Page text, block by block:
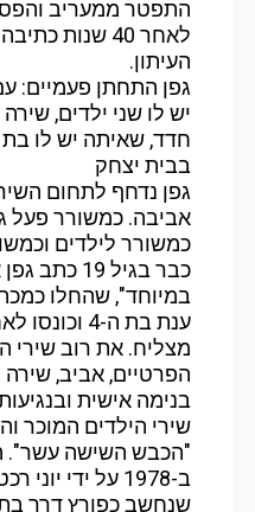
התפטר ממעריב
לאחר 40 שנות
העיתון.
גפן התחתן פעמיים:
יש לו שני ילדים,
חדד, שאיתה יש לו
בבית יצחק
גפן נדחף לתחום
אביבה. כמשורר פעל
כמשורר לילדים
כבר בגיל
במיוחד", שהחלו
ענת בת ה-4
מצליח. את רוב שירי
הפרטיים, אביב,
בנימה אישית
שירי הילדים המוכר
"הכבש השישה עשר".
ב-1978 על ידי
שנחשב כפורץ דרך